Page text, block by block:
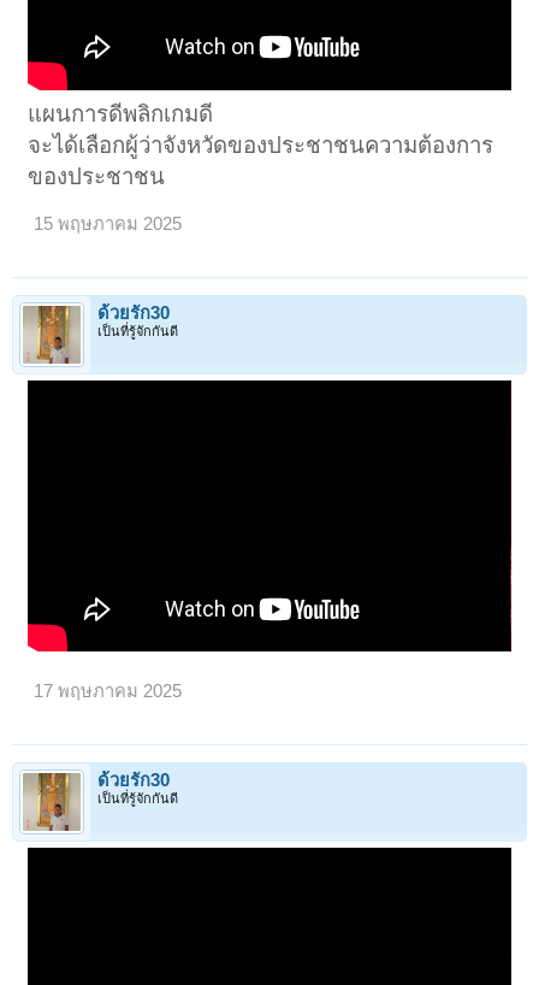
แผนการดีพลิกเกมดี
จะได้เลือกผู้ว่าจังหวัดของประชาชนความต้องการ
ของประชาชน
15 พฤษภาคม 2025
ด้วยรัก30
เป็นที่รู้จักกันดี
17 พฤษภาคม 2025
ด้วยรัก30
เป็นที่รู้จักกันดี